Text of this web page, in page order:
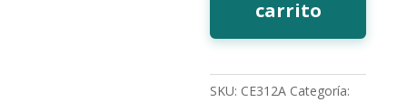
carrito
SKU: CE312A Categoría: